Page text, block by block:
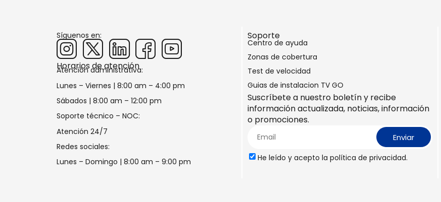
Síguenos en:
Horarios de atención
Atención administrativa:
Lunes – Viernes | 8:00 am – 4:00 pm
Sábados | 8:00 am – 12:00 pm
Soporte técnico – NOC:
Atención 24/7
Redes sociales:
Lunes – Domingo | 8:00 am – 9:00 pm
Soporte
Centro de ayuda
Zonas de cobertura
Test de velocidad
Guias de instalacion TV GO
Suscríbete a nuestro boletín y recibe
información actualizada, noticias, información
o promociones.
He leído y acepto lapolítica de privacidad.
Enviar